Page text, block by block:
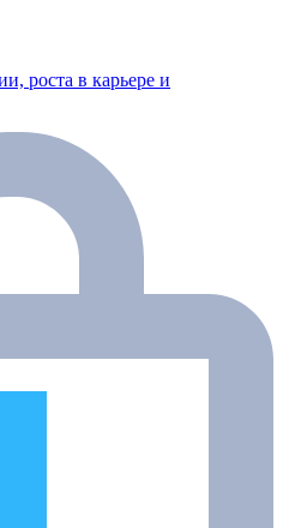
роста в карьере и